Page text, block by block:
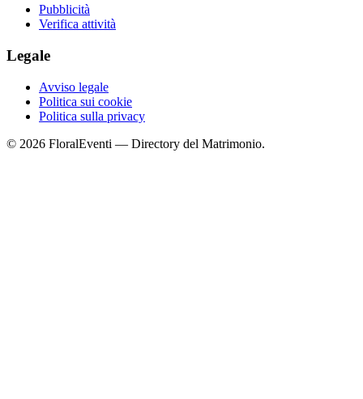
Pubblicità
Verifica attività
Legale
Avviso legale
Politica sui cookie
Politica sulla privacy
© 2026 FloralEventi — Directory del Matrimonio.